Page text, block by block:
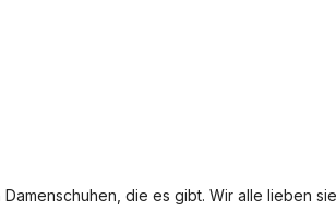
die es gibt. Wir alle lieben